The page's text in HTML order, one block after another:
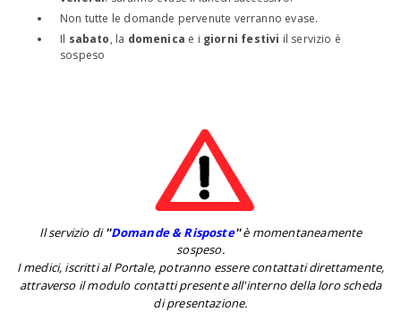
Non tutte le domande pervenute verranno evase.
Il sabato, la domenica e i giorni festivi il servizio è
sospeso
Il servizio di''Domande & Risposte''è momentaneamente
sospeso.
I medici, iscritti al Portale, potranno essere contattati direttamente,
attraverso il modulo contatti presente all'interno della loro scheda
di presentazione.